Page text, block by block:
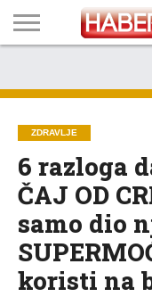
TECH
PROGRAM
PROGNOZA
PUTEVIMA
LISTA
NAMA
ZDRAVLJE
6 razloga
ČAJ OD
samo dio
koristi na